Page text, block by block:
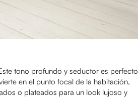
tono profundo y seductor es perfecto
en el punto focal de la habitación,
o plateados para un look lujoso y